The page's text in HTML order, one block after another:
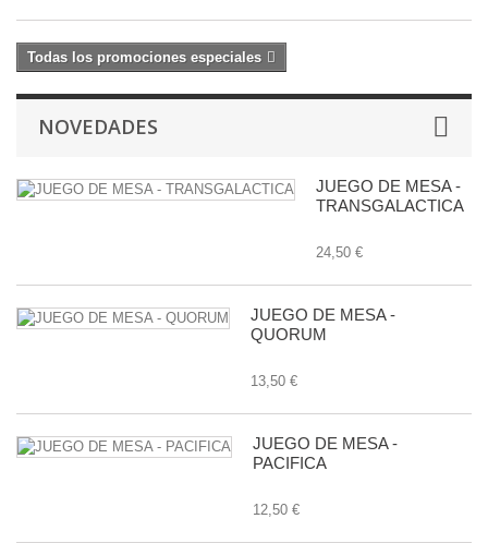
Todas los promociones especiales
NOVEDADES
JUEGO DE MESA -
TRANSGALACTICA
24,50 €
JUEGO DE MESA -
QUORUM
13,50 €
JUEGO DE MESA -
PACIFICA
12,50 €